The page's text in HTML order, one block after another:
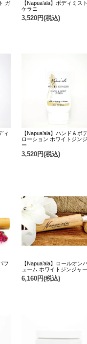
ガ
【Napua’ala】ボディミス
ケラニ
3,520円(税込)
ィ
【Napua’ala】ハンド＆ボ
ローション ホワイトジン
ー
3,520円(税込)
フ
【Napua’ala】ロールオン
ューム ホワイトジンジャー
6,160円(税込)